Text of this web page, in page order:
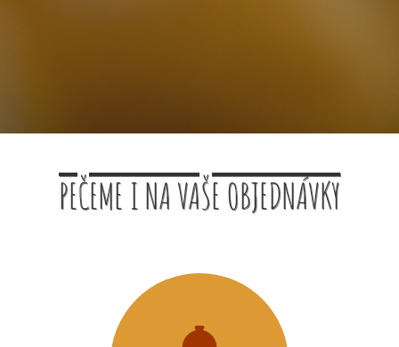
PEČEME I NA VAŠE OBJEDNÁVKY